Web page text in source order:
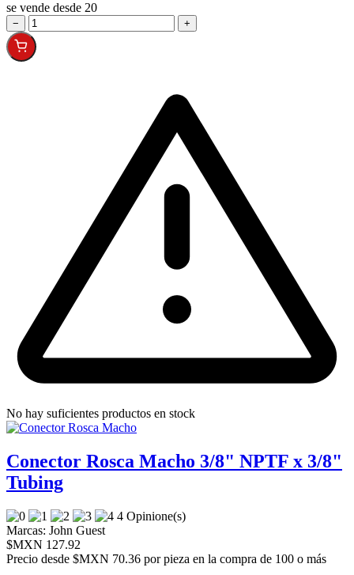
se vende desde 20
− +
No hay suficientes productos en stock
Conector Rosca Macho 3/8" NPTF x 3/8"
Tubing
4 Opinione(s)
Marcas: John Guest
$MXN 127.92
Precio desde $MXN 70.36 por pieza en la compra de 100 o más